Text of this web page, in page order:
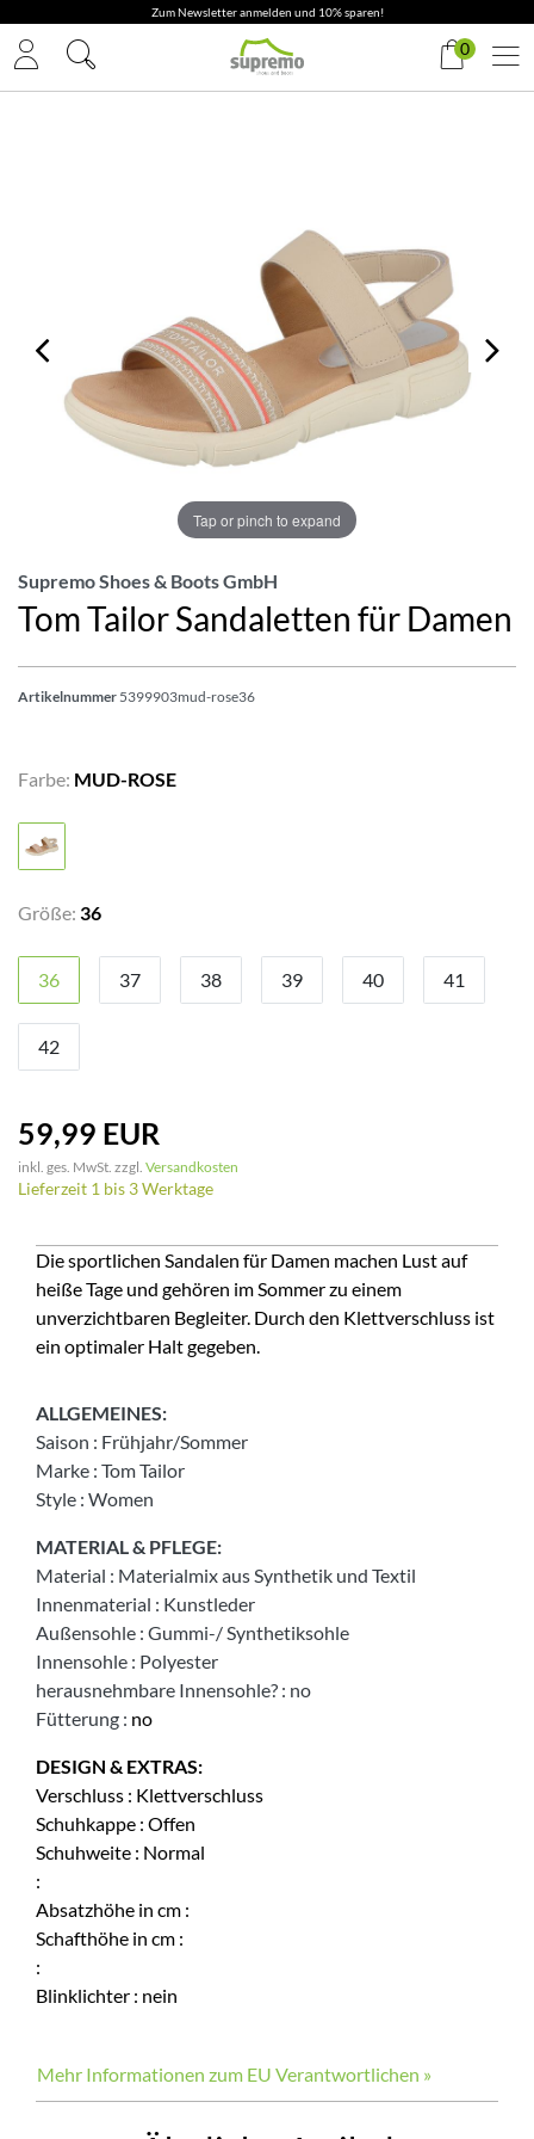
Zum Newsletter anmelden und 10% sparen!
0
Tap or pinch to expand
Supremo Shoes & Boots GmbH
Tom Tailor Sandaletten für Damen
Artikelnummer 5399903mud-rose36
Farbe: MUD-ROSE
Größe: 36
36 37 38 39 40 41
42
59,99 EUR
inkl. ges. MwSt. zzgl. Versandkosten
Lieferzeit 1 bis 3 Werktage
Die sportlichen Sandalen für Damen machen Lust auf
heiße Tage und gehören im Sommer zu einem
unverzichtbaren Begleiter. Durch den Klettverschluss ist
ein optimaler Halt gegeben.
ALLGEMEINES:
Saison : Frühjahr/Sommer
Marke : Tom Tailor
Style : Women
MATERIAL & PFLEGE:
Material : Materialmix aus Synthetik und Textil
Innenmaterial : Kunstleder
Außensohle : Gummi-/ Synthetiksohle
Innensohle : Polyester
herausnehmbare Innensohle? : no
Fütterung : no
DESIGN & EXTRAS:
Verschluss : Klettverschluss
Schuhkappe : Offen
Schuhweite : Normal
:
Absatzhöhe in cm :
Schafthöhe in cm :
:
Blinklichter : nein
Mehr Informationen zum EU Verantwortlichen »